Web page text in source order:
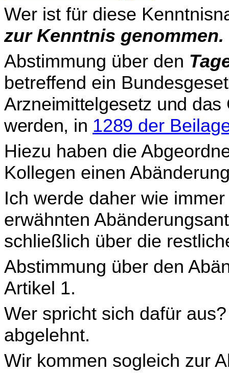
Wer ist für diese
zur Kenntnis genommen.
Abstimmung über den
betreffend ein
Arzneimittelgesetz und
werden, in 1289 der
Hiezu haben die
Kollegen einen
Ich werde daher wie
erwähnten
schließlich über die
Abstimmung über den
Artikel 1.
Wer spricht sich dafür
abgelehnt.
Wir kommen sogleich zur